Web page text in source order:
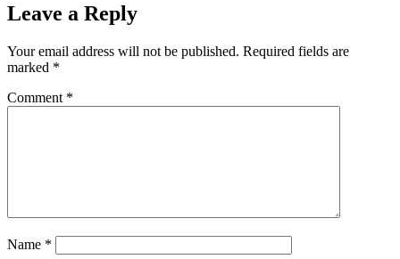
Leave a Reply
Your email address will not be published. Required fields are
marked *
Comment *
Name *